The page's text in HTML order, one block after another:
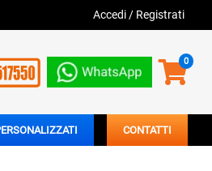
Accedi / Registrati
0
un'azienda? ORDINI PERSONALIZZATI CONTATTI